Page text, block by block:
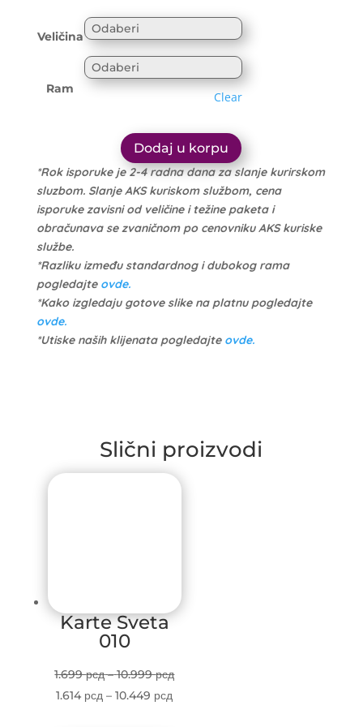
through
10.999 рсд
1.614 рсд
through
10.449 рсд
Veličina
Ram
Clear
Dodaj u korpu
*Rok isporuke je 2-4 radna dana za slanje kurirskom
sluzbom. Slanje AKS kuriskom službom, cena
isporuke zavisni od veličine i težine paketa i
obračunava se zvaničnom po cenovniku AKS kuriske
službe.
*Razliku između standardnog i dubokog rama
pogledajte ovde.
*Kako izgledaju gotove slike na platnu pogledajte
ovde.
*Utiske naših klijenata pogledajte ovde.
Slični proizvodi
Karte Sveta
010
1.699рсд – 10.999рсдPrice
1.614 рсд – 10.449 рсд